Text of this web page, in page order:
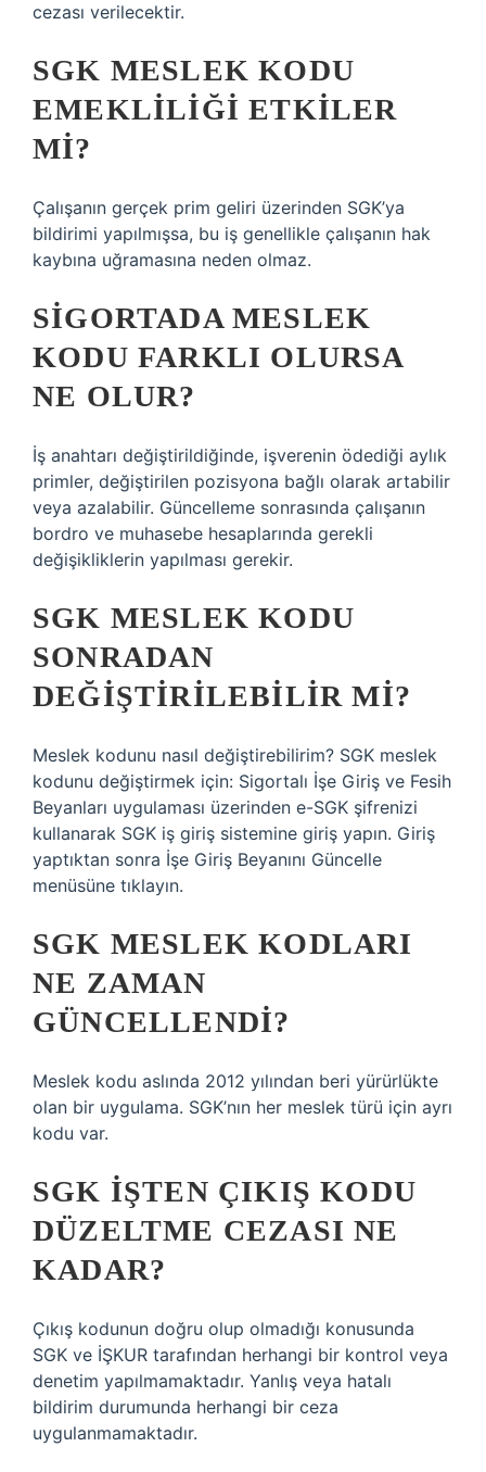
cezası verilecektir.
SGK MESLEK KODU
EMEKLILIĞI ETKILER
MI?
Çalışanın gerçek prim geliri üzerinden SGK’ya
bildirimi yapılmışsa, bu iş genellikle çalışanın hak
kaybına uğramasına neden olmaz.
SIGORTADA MESLEK
KODU FARKLI OLURSA
NE OLUR?
İş anahtarı değiştirildiğinde, işverenin ödediği aylık
primler, değiştirilen pozisyona bağlı olarak artabilir
veya azalabilir. Güncelleme sonrasında çalışanın
bordro ve muhasebe hesaplarında gerekli
değişikliklerin yapılması gerekir.
SGK MESLEK KODU
SONRADAN
DEĞIŞTIRILEBILIR MI?
Meslek kodunu nasıl değiştirebilirim? SGK meslek
kodunu değiştirmek için: Sigortalı İşe Giriş ve Fesih
Beyanları uygulaması üzerinden e-SGK şifrenizi
kullanarak SGK iş giriş sistemine giriş yapın. Giriş
yaptıktan sonra İşe Giriş Beyanını Güncelle
menüsüne tıklayın.
SGK MESLEK KODLARI
NE ZAMAN
GÜNCELLENDI?
Meslek kodu aslında 2012 yılından beri yürürlükte
olan bir uygulama. SGK’nın her meslek türü için ayrı
kodu var.
SGK IŞTEN ÇIKIŞ KODU
DÜZELTME CEZASI NE
KADAR?
Çıkış kodunun doğru olup olmadığı konusunda
SGK ve İŞKUR tarafından herhangi bir kontrol veya
denetim yapılmamaktadır. Yanlış veya hatalı
bildirim durumunda herhangi bir ceza
uygulanmamaktadır.